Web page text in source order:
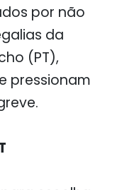
por não
da
(PT),
pressionam